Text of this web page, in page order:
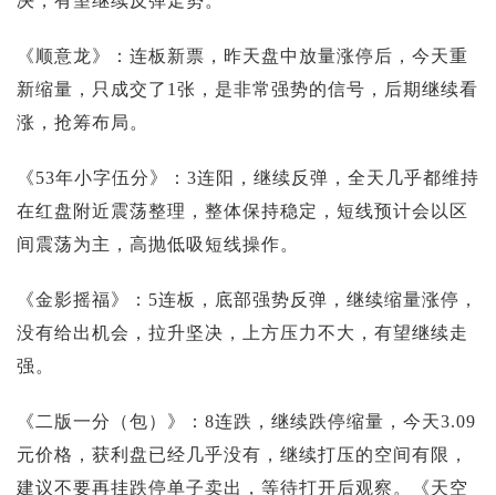
《顺意龙》：连板新票，昨天盘中放量涨停后，今天重
新缩量，只成交了1张，是非常强势的信号，后期继续看
涨，抢筹布局。
《53年小字伍分》：3连阳，继续反弹，全天几乎都维持
在红盘附近震荡整理，整体保持稳定，短线预计会以区
间震荡为主，高抛低吸短线操作。
《金影摇福》：5连板，底部强势反弹，继续缩量涨停，
没有给出机会，拉升坚决，上方压力不大，有望继续走
强。
《二版一分（包）》：8连跌，继续跌停缩量，今天3.09
元价格，获利盘已经几乎没有，继续打压的空间有限，
建议不要再挂跌停单子卖出，等待打开后观察。《天空